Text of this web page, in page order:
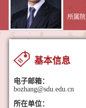
所属
基本信息
电子邮箱：
bozhang@sdu.edu.cn
所在单位：